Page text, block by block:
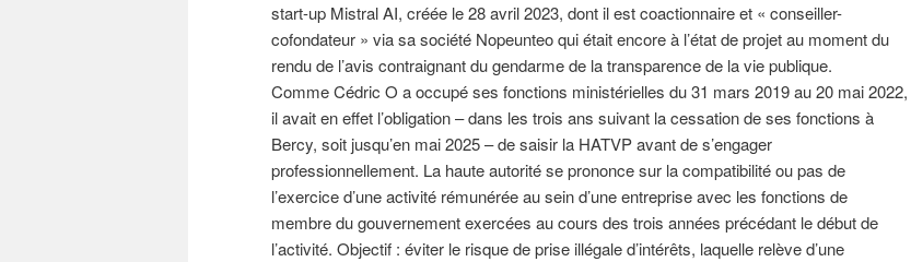
start-up Mistral AI, créée le 28 avril 2023, dont il est coactionnaire et « conseiller-
cofondateur » via sa société Nopeunteo qui était encore à l’état de projet au moment du
rendu de l’avis contraignant du gendarme de la transparence de la vie publique.
Comme Cédric O a occupé ses fonctions ministérielles du 31 mars 2019 au 20 mai 2022,
il avait en effet l’obligation – dans les trois ans suivant la cessation de ses fonctions à
Bercy, soit jusqu’en mai 2025 – de saisir la HATVP avant de s’engager
professionnellement. La haute autorité se prononce sur la compatibilité ou pas de
l’exercice d’une activité rémunérée au sein d’une entreprise avec les fonctions de
membre du gouvernement exercées au cours des trois années précédant le début de
l’activité. Objectif : éviter le risque de prise illégale d’intérêts, laquelle relève d’une